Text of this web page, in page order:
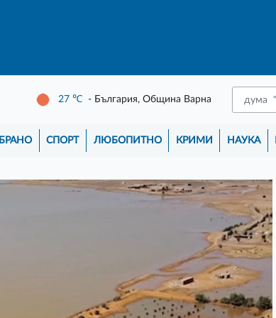
27 ℃ - България, Община Варна
СПОРТ ЛЮБОПИТНО КРИМИ НАУКА